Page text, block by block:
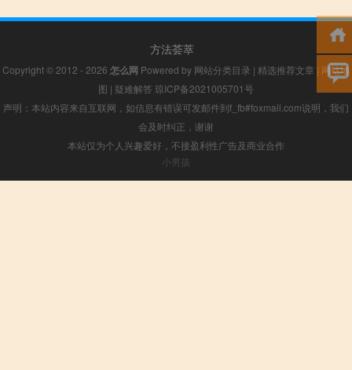
方法荟萃
Copyright © 2012 - 2026 怎么网 Powered by 网站分类目录 | 精选推荐文章 | 网站地
图 | 疑难解答 琼ICP备2021005701号
声明：本站内容来自互联网，如信息有错误可发邮件到f_fb#foxmail.com说明，我们
会及时纠正，谢谢
本站仅为个人兴趣爱好，不接盈利性广告及商业合作
小男孩